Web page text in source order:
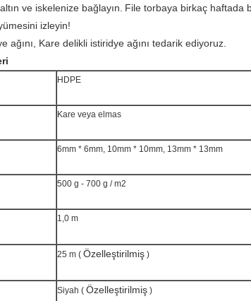
ve iskelenize bağlayın. File torbaya birkaç haftada
izleyin!
ağını, Kare delikli istiridye ağını tedarik ediyoruz.
HDPE
Kare veya elmas
6mm * 6mm, 10mm * 10mm, 13mm * 13mm
500 g - 700 g / m2
1,0 m
25 m ( Özelleştirilmiş )
Siyah ( Özelleştirilmiş )